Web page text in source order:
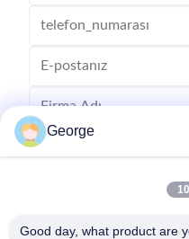
George
Good day, what product are